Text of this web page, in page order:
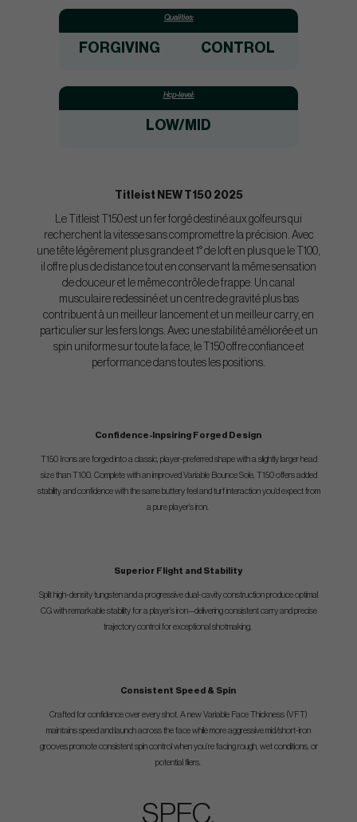
Qualities:
FORGIVING CONTROL
Hcp-level:
LOW/MID
Titleist NEW T150 2025
Le Titleist T150 est un fer forgé destiné aux golfeurs qui
recherchent la vitesse sans compromettre la précision. Avec
une tête légèrement plus grande et 1° de loft en plus que le T100,
il offre plus de distance tout en conservant la même sensation
de douceur et le même contrôle de frappe. Un canal
musculaire redessiné et un centre de gravité plus bas
contribuent à un meilleur lancement et un meilleur carry, en
particulier sur les fers longs. Avec une stabilité améliorée et un
spin uniforme sur toute la face, le T150 offre confiance et
performance dans toutes les positions.
Confidence-Inpsiring Forged Design
T150 Irons are forged into a classic, player-preferred shape with a slightly larger head
size than T100. Complete with an improved Variable Bounce Sole, T150 offers added
stability and confidence with the same buttery feel and turf interaction you’d expect from
a pure player’s iron.
Superior Flight and Stability
Split high-density tungsten and a progressive dual-cavity construction produce optimal
CG with remarkable stability for a player’s iron—delivering consistent carry and precise
trajectory control for exceptional shotmaking.
Consistent Speed & Spin
Crafted for confidence over every shot. A new Variable Face Thickness (VFT)
maintains speed and launch across the face while more aggressive mid/short-iron
grooves promote consistent spin control when you’re facing rough, wet conditions, or
potential fliers.
SPEC.